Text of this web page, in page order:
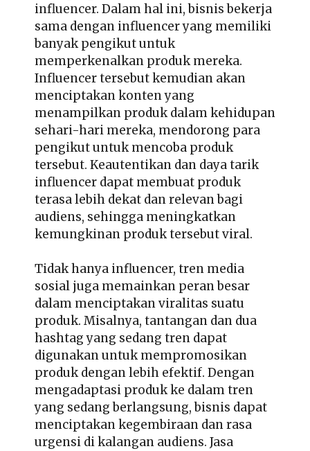
influencer. Dalam hal ini, bisnis bekerja
sama dengan influencer yang memiliki
banyak pengikut untuk
memperkenalkan produk mereka.
Influencer tersebut kemudian akan
menciptakan konten yang
menampilkan produk dalam kehidupan
sehari-hari mereka, mendorong para
pengikut untuk mencoba produk
tersebut. Keautentikan dan daya tarik
influencer dapat membuat produk
terasa lebih dekat dan relevan bagi
audiens, sehingga meningkatkan
kemungkinan produk tersebut viral.
Tidak hanya influencer, tren media
sosial juga memainkan peran besar
dalam menciptakan viralitas suatu
produk. Misalnya, tantangan dan dua
hashtag yang sedang tren dapat
digunakan untuk mempromosikan
produk dengan lebih efektif. Dengan
mengadaptasi produk ke dalam tren
yang sedang berlangsung, bisnis dapat
menciptakan kegembiraan dan rasa
urgensi di kalangan audiens. Jasa